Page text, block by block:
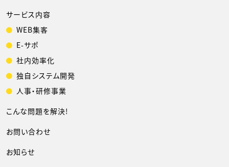
サービス内容
WEB集客
E-サポ
社内効率化
独自システム開発
人事・研修事業
こんな問題を解決!
お問い合わせ
お知らせ